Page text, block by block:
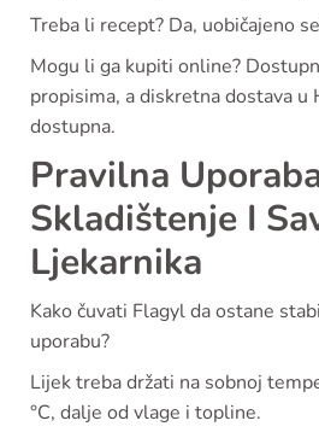
Treba li recept? Da, uobičajeno
Mogu li ga kupiti online?
propisima, a diskretna dostava u
dostupna.
Pravilna
Skladištenje I
Ljekarnika
Kako čuvati Flagyl da ostane
uporabu?
Lijek treba držati na sobnoj
°C, dalje od vlage i topline.